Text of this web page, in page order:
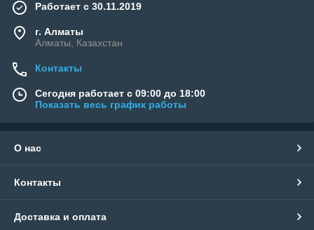
Работает с 30.11.2019
г. Алматы
Алматы, Казахстан
Контакты
Сегодня работает с 09:00 до 18:00
Показать весь график работы
О нас
Контакты
Доставка и оплата